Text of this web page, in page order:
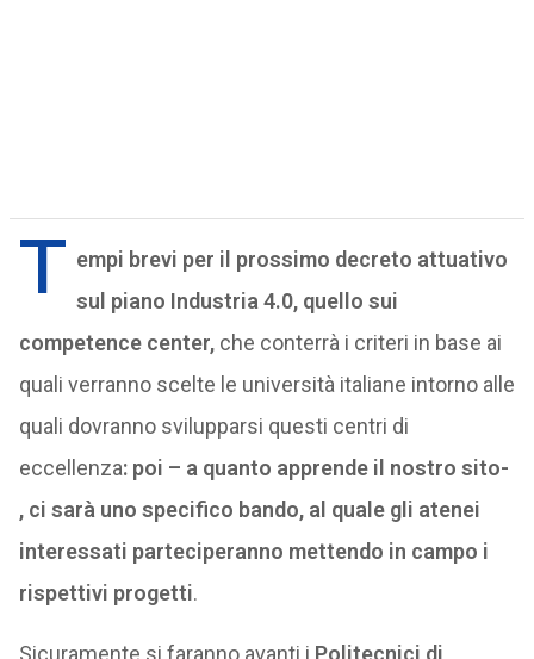
T empi brevi per il prossimo decreto attuativo
sul piano Industria 4.0, quello sui
competence center,che conterrà i criteri in base ai
quali verranno scelte le università italiane intorno alle
quali dovranno svilupparsi questi centri di
eccellenza: poi – a quanto apprende il nostro sito-
, ci sarà uno specifico bando, al quale gli atenei
interessati parteciperanno mettendo in campo i
rispettivi progetti.
Sicuramente si faranno avanti i Politecnici di